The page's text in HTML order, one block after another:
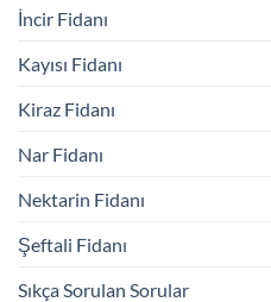
İncir Fidanı
Kayısı Fidanı
Kiraz Fidanı
Nar Fidanı
Nektarin Fidanı
Şeftali Fidanı
Sıkça Sorulan Sorular